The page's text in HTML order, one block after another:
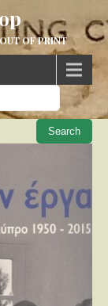
OF PRINT
When